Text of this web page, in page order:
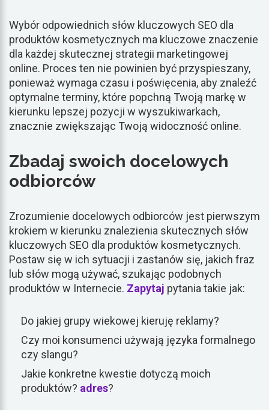
Wybór odpowiednich słów kluczowych SEO dla
produktów kosmetycznych ma kluczowe znaczenie
dla każdej skutecznej strategii marketingowej
online. Proces ten nie powinien być przyspieszany,
ponieważ wymaga czasu i poświęcenia, aby znaleźć
optymalne terminy, które popchną Twoją markę w
kierunku lepszej pozycji w wyszukiwarkach,
znacznie zwiększając Twoją widoczność online.
Zbadaj swoich docelowych
odbiorców
Zrozumienie docelowych odbiorców jest pierwszym
krokiem w kierunku znalezienia skutecznych słów
kluczowych SEO dla produktów kosmetycznych.
Postaw się w ich sytuacji i zastanów się, jakich fraz
lub słów mogą używać, szukając podobnych
produktów w Internecie. Zapytaj pytania takie jak:
Do jakiej grupy wiekowej kieruję reklamy?
Czy moi konsumenci używają języka formalnego
czy slangu?
Jakie konkretne kwestie dotyczą moich
produktów? adres?